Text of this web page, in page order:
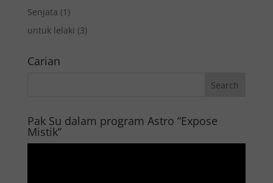
Senjata (1)
untuk lelaki (3)
Carian
Pak Su dalam program Astro “Expose
Mistik”